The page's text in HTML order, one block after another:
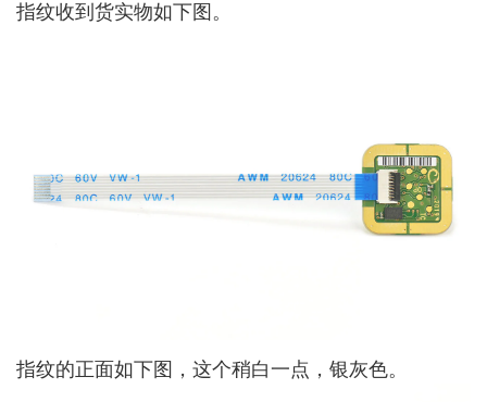
指纹收到货实物如下图。
指纹的正面如下图，这个稍白一点，银灰色。